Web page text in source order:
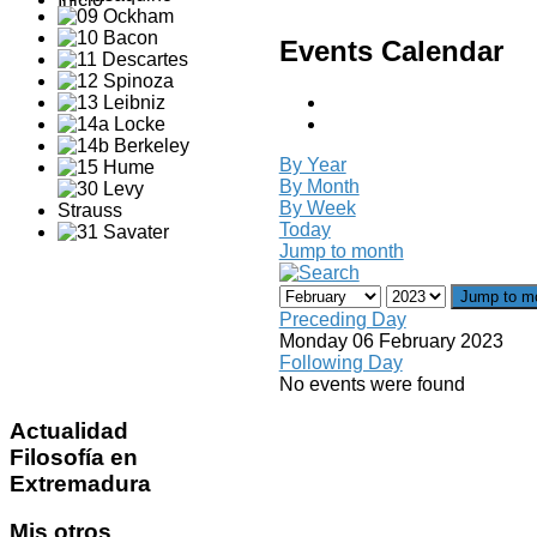
Events Calendar
By Year
By Month
By Week
Today
Jump to month
Jump to
Preceding Day
Monday 06 February 2023
Following Day
No events were found
Actualidad
Filosofía en
Extremadura
Mis otros